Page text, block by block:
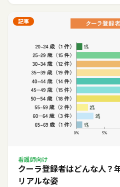
記事
看護師向け
クーラ登録者はどんな人？
リアルな姿